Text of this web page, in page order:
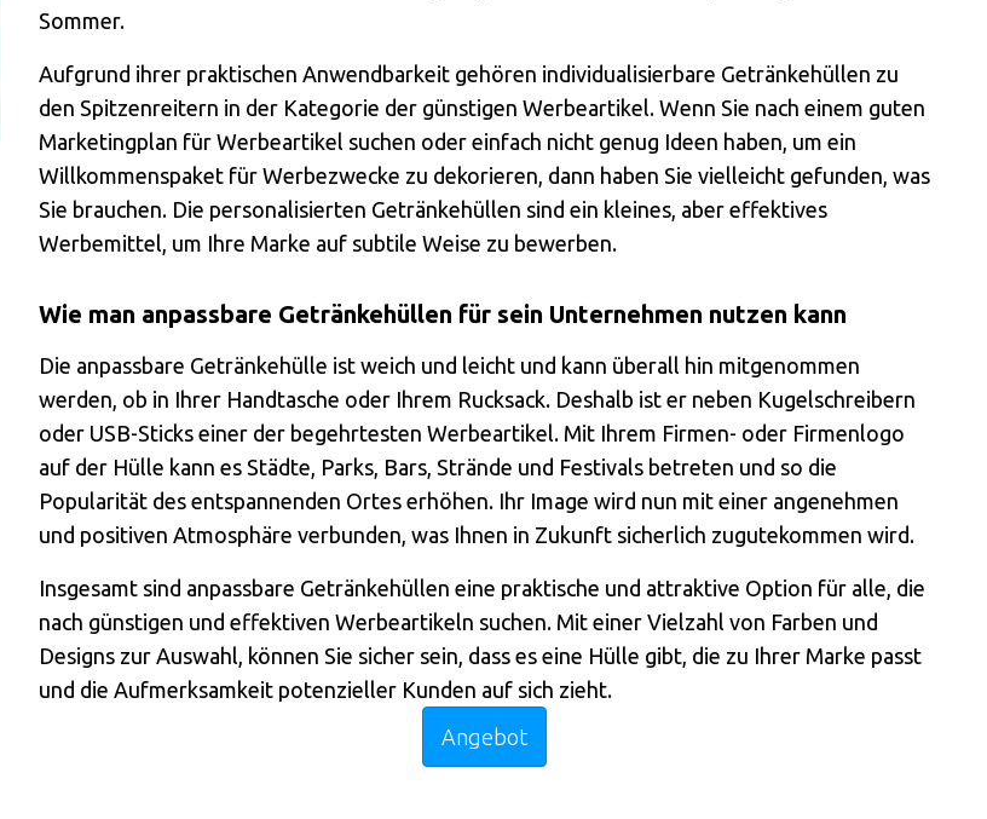
Sommer.
Aufgrund ihrer praktischen Anwendbarkeit gehören individualisierbare Getränkehüllen zu
den Spitzenreitern in der Kategorie der günstigen Werbeartikel. Wenn Sie nach einem guten
Marketingplan für Werbeartikel suchen oder einfach nicht genug Ideen haben, um ein
Willkommenspaket für Werbezwecke zu dekorieren, dann haben Sie vielleicht gefunden, was
Sie brauchen. Die personalisierten Getränkehüllen sind ein kleines, aber effektives
Werbemittel, um Ihre Marke auf subtile Weise zu bewerben.
Wie man anpassbare Getränkehüllen für sein Unternehmen nutzen kann
Die anpassbare Getränkehülle ist weich und leicht und kann überall hin mitgenommen
werden, ob in Ihrer Handtasche oder Ihrem Rucksack. Deshalb ist er neben Kugelschreibern
oder USB-Sticks einer der begehrtesten Werbeartikel. Mit Ihrem Firmen- oder Firmenlogo
auf der Hülle kann es Städte, Parks, Bars, Strände und Festivals betreten und so die
Popularität des entspannenden Ortes erhöhen. Ihr Image wird nun mit einer angenehmen
und positiven Atmosphäre verbunden, was Ihnen in Zukunft sicherlich zugutekommen wird.
Insgesamt sind anpassbare Getränkehüllen eine praktische und attraktive Option für alle, die
nach günstigen und effektiven Werbeartikeln suchen. Mit einer Vielzahl von Farben und
Designs zur Auswahl, können Sie sicher sein, dass es eine Hülle gibt, die zu Ihrer Marke passt
und die Aufmerksamkeit potenzieller Kunden auf sich zieht.
Angebot